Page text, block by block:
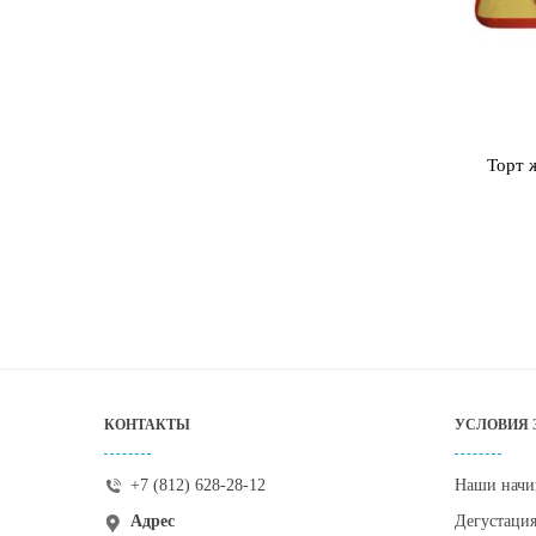
Торт
КОНТАКТЫ
+7 (812) 628-28-12
Адрес
УСЛОВИЯ
Наши